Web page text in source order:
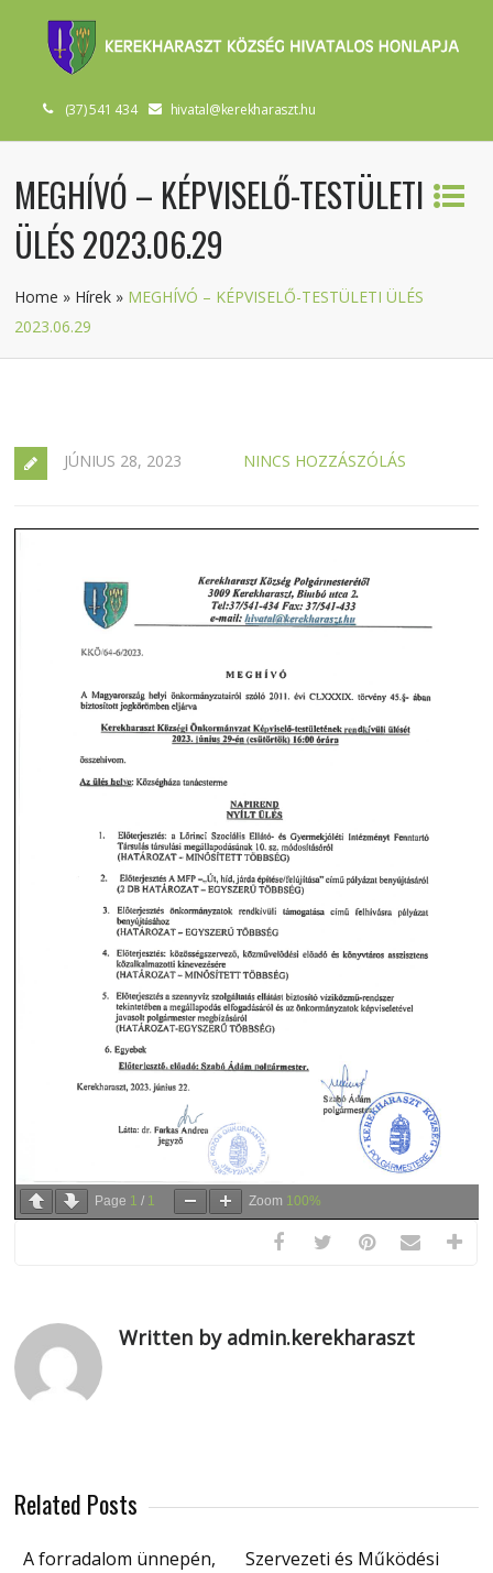
(37) 541 434 hivatal@kerekharaszt.hu
MEGHÍVÓ – KÉPVISELŐ-TESTÜLETI
ÜLÉS 2023.06.29
Home » Hírek » MEGHÍVÓ – KÉPVISELŐ-TESTÜLETI ÜLÉS
2023.06.29
JÚNIUS 28, 2023 NINCS HOZZÁSZÓLÁS
Page 1 / 1 Zoom 100%
Written by admin.kerekharaszt
Related Posts
A forradalom ünnepén,
Szervezeti és Működési